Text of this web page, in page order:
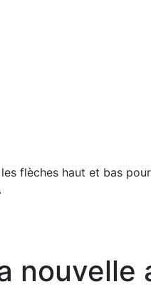
flèches haut et bas
nouvelle